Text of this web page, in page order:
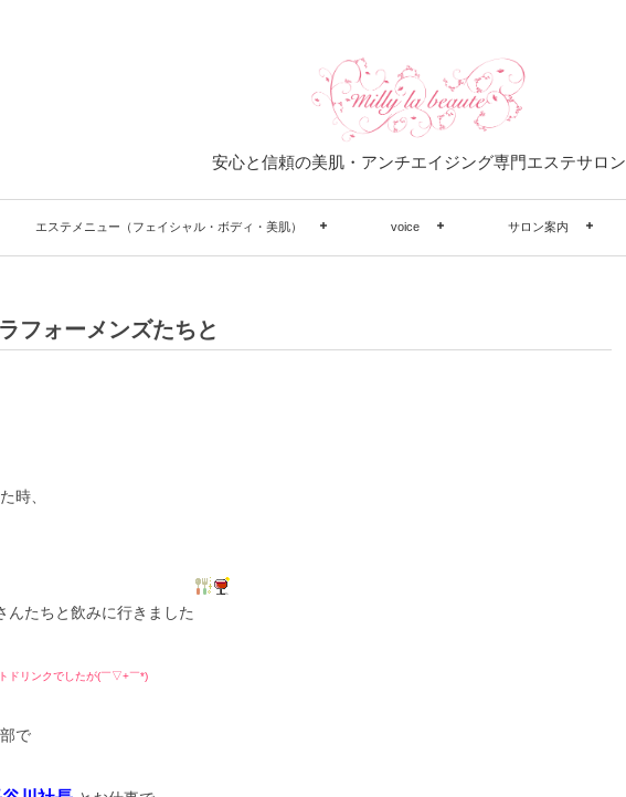
安心と信頼の美肌・アンチエイジング専門エステサロン
エステメニュー（フェイシャル・ボディ・美肌） voice サロン案内
フォーメンズたちと
時、
んたちと飲みに行きました
ドリンクでしたが(￣▽+￣*)
で